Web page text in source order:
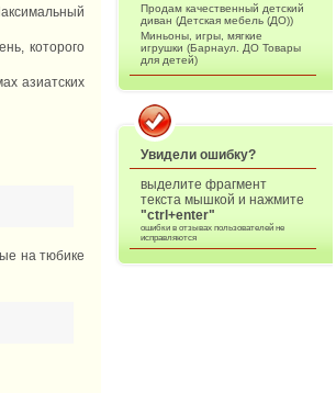
которого
азиатских
на тюбике
Продам качественный детский
диван (Детская мебель (ДО))
Миньоны, игры, мягкие
игрушки (Барнаул. ДО Товары
для детей)
Увидели ошибку?
выделите фрагмент
текста мышкой и нажмите
"ctrl+enter"
ошибки в отзывах пользователей не
исправляются